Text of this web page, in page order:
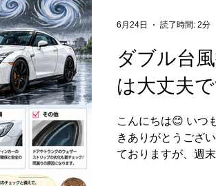
ックしながら整備
も見逃さないよう
よう、しっかりサ
ました😊 リトルガ
スポーツカーの車
ダブル台
は大丈夫
こんにちは😊 いつ
きありがとうござ
ておりますが、週
6月24日 読了時間: 2分